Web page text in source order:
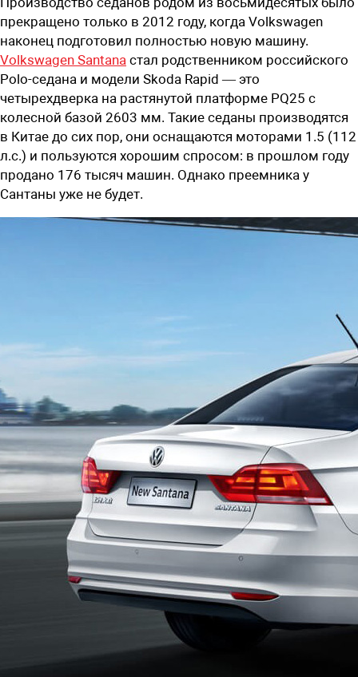
прекращено только в 2012 году, когда Volkswagen
наконец подготовил полностью новую машину.
Volkswagen Santana стал родственником российского
Polo-седана и модели Skoda Rapid — это
четырехдверка на растянутой платформе PQ25 с
колесной базой 2603 мм. Такие седаны производятся
в Китае до сих пор, они оснащаются моторами 1.5 (112
л.с.) и пользуются хорошим спросом: в прошлом году
продано 176 тысяч машин. Однако преемника у
Сантаны уже не будет.